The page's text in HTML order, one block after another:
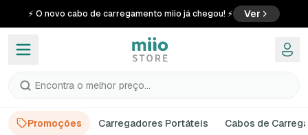
⚡ O novo cabo de carregamento miio já chegou! ⚡ Ver
O que procuras?
Promoções Carregadores Portáteis Cabos de